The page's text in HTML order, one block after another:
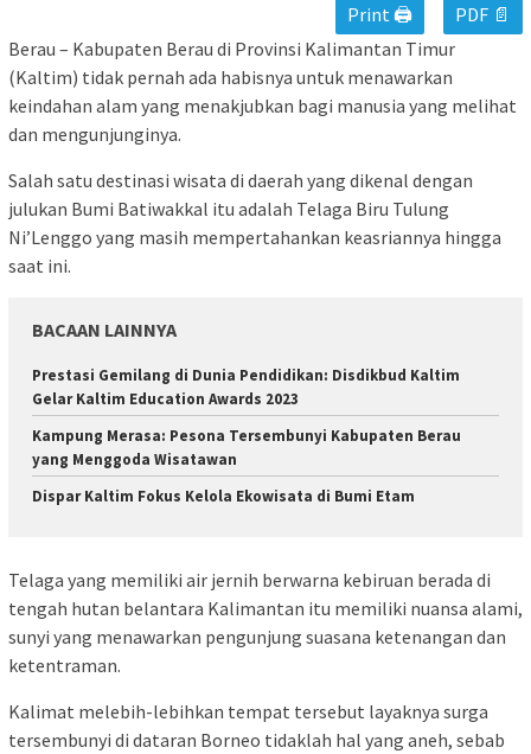
Print 🖨
PDF 📄
Berau – Kabupaten Berau di Provinsi Kalimantan Timur
(Kaltim) tidak pernah ada habisnya untuk menawarkan
keindahan alam yang menakjubkan bagi manusia yang melihat
dan mengunjunginya.
Salah satu destinasi wisata di daerah yang dikenal dengan
julukan Bumi Batiwakkal itu adalah Telaga Biru Tulung
Ni’Lenggo yang masih mempertahankan keasriannya hingga
saat ini.
BACAAN LAINNYA
Prestasi Gemilang di Dunia Pendidikan: Disdikbud Kaltim
Gelar Kaltim Education Awards 2023
Kampung Merasa: Pesona Tersembunyi Kabupaten Berau
yang Menggoda Wisatawan
Dispar Kaltim Fokus Kelola Ekowisata di Bumi Etam
Telaga yang memiliki air jernih berwarna kebiruan berada di
tengah hutan belantara Kalimantan itu memiliki nuansa alami,
sunyi yang menawarkan pengunjung suasana ketenangan dan
ketentraman.
Kalimat melebih-lebihkan tempat tersebut layaknya surga
tersembunyi di dataran Borneo tidaklah hal yang aneh, sebab